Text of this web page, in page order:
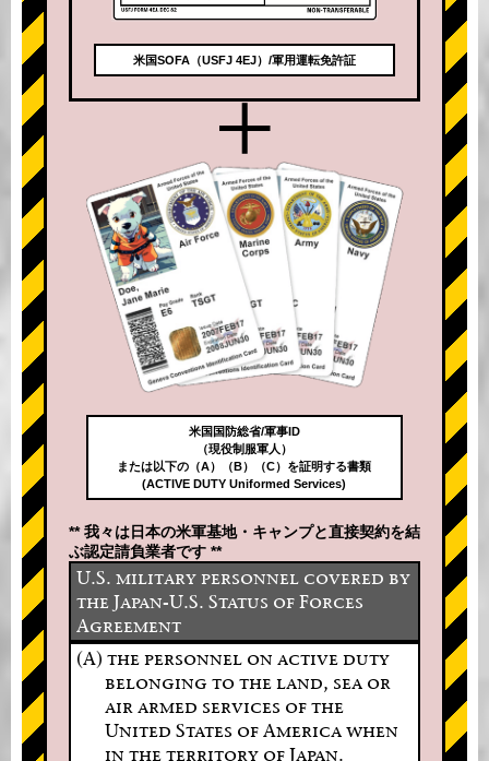
米国SOFA（USFJ 4EJ）/軍用運転免許証
+
米国国防総省/軍事ID
（現役制服軍人）
または以下の（A）（B）（C）を証明する書類
(ACTIVE DUTY Uniformed Services)
** 我々は日本の米軍基地・キャンプと直接契約を結
ぶ認定請負業者です **
U.S. military personnel covered by
the Japan-U.S. Status of Forces
Agreement
(A) the personnel on active duty
belonging to the land, sea or
air armed services of the
United States of America when
in the territory of Japan.